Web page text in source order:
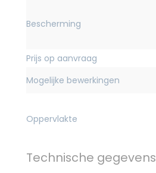
Bescherming
Prijs op aanvraag
Mogelijke bewerkingen
Oppervlakte
Technische gegevens